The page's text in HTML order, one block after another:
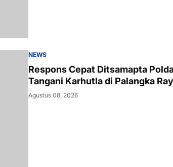
Agustus 08, 2026